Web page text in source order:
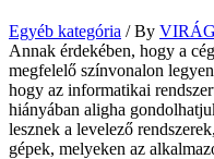
Egyéb kategória / By
Annak érdekében, hogy a
megfelelő színvonalon
hogy az informatikai
hiányában aligha
lesznek a levelező
gépek, melyeken az